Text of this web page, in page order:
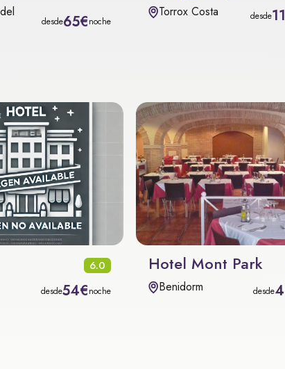
desde65€noche
Torrox Costa desde
6.0
desde54€noche
Hotel Mont Park
Benidorm desde